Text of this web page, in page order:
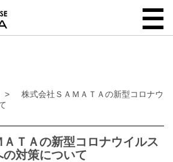
>
株式会社ＳＡＭＡＴＡの新型コロナウ
ＴＡの新型コロナウイルス
の対策について